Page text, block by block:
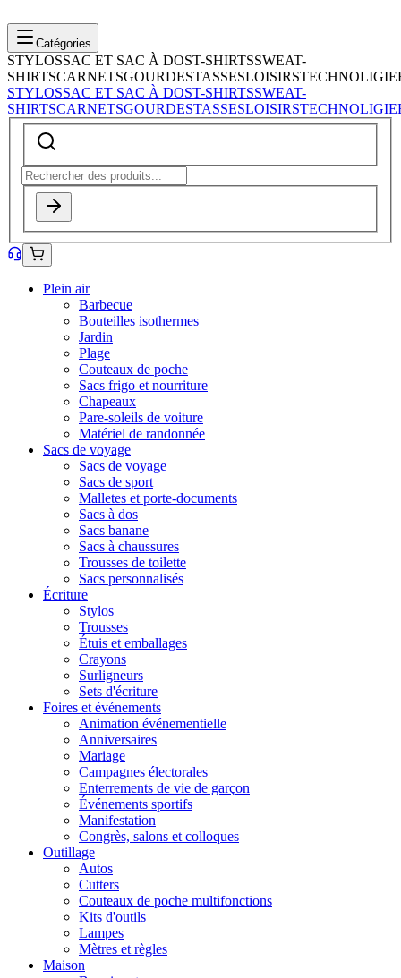
Catégories
STYLOSSAC ET SAC À DOST-SHIRTSSWEAT-
SHIRTSCARNETSGOURDESTASSESLOISIRSTECHNOLIGIE
STYLOSSAC ET SAC À DOST-SHIRTSSWEAT-
SHIRTSCARNETSGOURDESTASSESLOISIRSTECHNOLIGIE
Plein air
Barbecue
Bouteilles isothermes
Jardin
Plage
Couteaux de poche
Sacs frigo et nourriture
Chapeaux
Pare-soleils de voiture
Matériel de randonnée
Sacs de voyage
Sacs de voyage
Sacs de sport
Malletes et porte-documents
Sacs à dos
Sacs banane
Sacs à chaussures
Trousses de toilette
Sacs personnalisés
Écriture
Stylos
Trousses
Étuis et emballages
Crayons
Surligneurs
Sets d'écriture
Foires et événements
Animation événementielle
Anniversaires
Mariage
Campagnes électorales
Enterrements de vie de garçon
Événements sportifs
Manifestation
Congrès, salons et colloques
Outillage
Autos
Cutters
Couteaux de poche multifonctions
Kits d'outils
Lampes
Mètres et règles
Maison